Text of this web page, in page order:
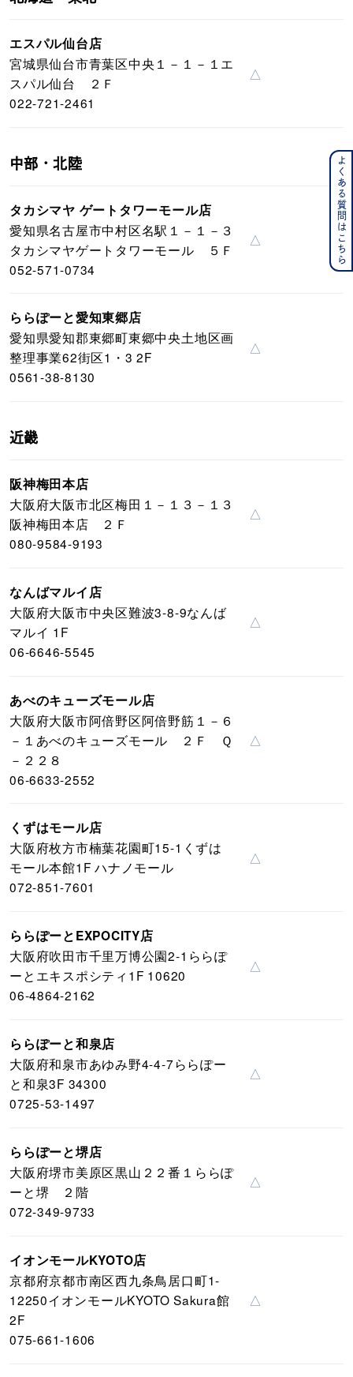
エスパル仙台店
宮城県仙台市青葉区中央１－１－１エ
スパル仙台 ２Ｆ
022-721-2461
△
中部・北陸
タカシマヤ ゲートタワーモール店
愛知県名古屋市中村区名駅１－１－３
タカシマヤゲートタワーモール ５Ｆ
052-571-0734
△
ららぽーと愛知東郷店
愛知県愛知郡東郷町東郷中央土地区画
整理事業62街区1・3 2F
0561-38-8130
△
近畿
阪神梅田本店
大阪府大阪市北区梅田１－１３－１３
阪神梅田本店 ２Ｆ
080-9584-9193
△
なんばマルイ店
大阪府大阪市中央区難波3-8-9なんば
マルイ 1F
06-6646-5545
△
あべのキューズモール店
大阪府大阪市阿倍野区阿倍野筋１－６
－１あべのキューズモール ２Ｆ Ｑ
－２２８
06-6633-2552
△
くずはモール店
大阪府枚方市楠葉花園町15-1くずは
モール本館1F ハナノモール
072-851-7601
△
ららぽーとEXPOCITY店
大阪府吹田市千里万博公園2-1ららぽ
ーとエキスポシティ1F 10620
06-4864-2162
△
ららぽーと和泉店
大阪府和泉市あゆみ野4-4-7ららぽー
と和泉3F 34300
0725-53-1497
△
ららぽーと堺店
大阪府堺市美原区黒山２２番１ららぽ
ーと堺 ２階
072-349-9733
△
イオンモールKYOTO店
京都府京都市南区西九条鳥居口町1-
12250イオンモールKYOTO Sakura館
2F
075-661-1606
△
よくある質問はこちら